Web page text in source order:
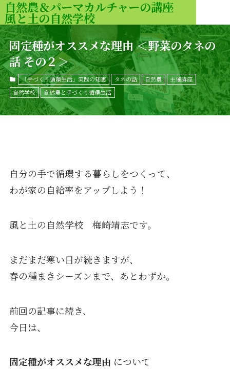
自然農＆パーマカルチャーの講座
風と土の自然学校
固定種がオススメな理由 ＜野菜のタネの
話 その２＞
「手づくり循環生活」実践の知恵 タネの話 自然農
主催講座
自然学校
自然農と手づくり循環生活
自分の手で循環する暮らしをつくって、
わが家の自給率をアップしよう！
風と土の自然学校 梅崎靖志です。
まだまだ寒い日が続きますが、
春の種まきシーズンまで、あとわずか。
前回の記事に続き、
今日は、
固定種がオススメな理由 について